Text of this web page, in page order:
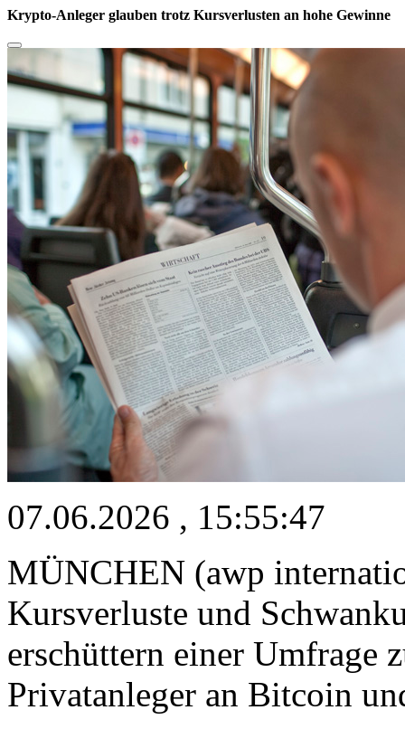
Krypto-Anleger glauben trotz Kursverlusten an hohe Gewinne
07.06.2026 , 15:55:47
MÜNCHEN (awp
Kursverluste und
erschüttern einer Umfrage
Privatanleger an Bitcoin